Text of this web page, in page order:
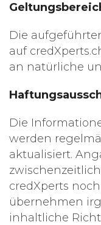
Die
auf
an natürliche
Die
werden
aktualisiert.
credXperts
übernehmen
inhaltliche